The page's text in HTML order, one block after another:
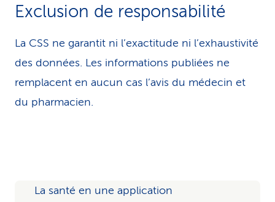
Exclusion de responsabilité
La CSS ne garantit ni l’exactitude ni l’exhaustivité
des données. Les infor­ma­tions publiées ne
remplacent en aucun cas l’avis du médecin et
du pharmacien.
La santé en une application